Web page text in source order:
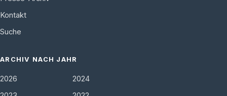
Kontakt
Suche
ARCHIV NACH JAHR
2026
2024